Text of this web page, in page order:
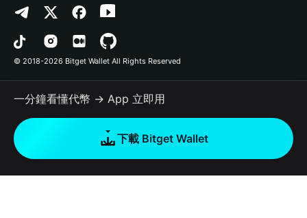
品牌資源
工作機會
Prediction Markets
DApp
RWA
如何購買加密貨幣
合約檢測
批次轉帳
Avalanche
Bitcoin
Polygon
隱私協議
用戶使用協議
© 2018-2026 Bitget Wallet All Rights Reserved
一分鐘看懂代幣 → App 立即用
下載 Bitget Wallet